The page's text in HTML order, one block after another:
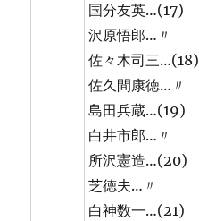
国分友英…(17)
沢原悟郎…〃
佐々木司三…(18)
佐久間康徳…〃
島田兵蔵…(19)
白井市郎…〃
所沢憲造…(20)
芝徳夫…〃
白神数一…(21)